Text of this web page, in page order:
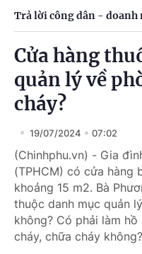
Trả lời công dân - doanh
Cửa hàng
quản lý về
cháy?
19/07/2024 07:02
(Chinhphu.vn) - Gia
(TPHCM) có cửa hàng
khoảng 15 m2. Bà
thuộc danh mục quản
không? Có phải làm
cháy, chữa cháy không?